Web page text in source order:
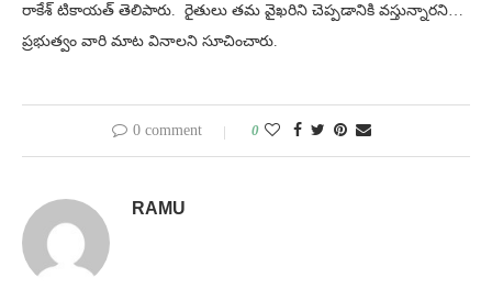
రాకేశ్ టికాయత్ తెలిపారు. రైతులు తమ వైఖరిని చెప్పడానికి వస్తున్నారని…
ప్రభుత్వం వారి మాట వినాలని సూచించారు.
0 comment 0
RAMU